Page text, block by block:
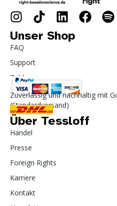
Unser Shop
FAQ
Support
Zahlung
Zuverlässig und nachhaltig mit
(Standardversand)
Über Tessloff
Handel
Presse
Foreign Rights
Karriere
Kontakt